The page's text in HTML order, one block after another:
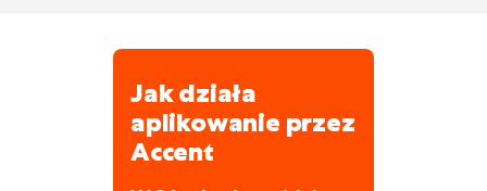
wypłacane w wysokości 120%
Dni urlopowych
Urlop zgodny z urlopem budowlanym.
Jak działa
aplikowanie przez
Accent